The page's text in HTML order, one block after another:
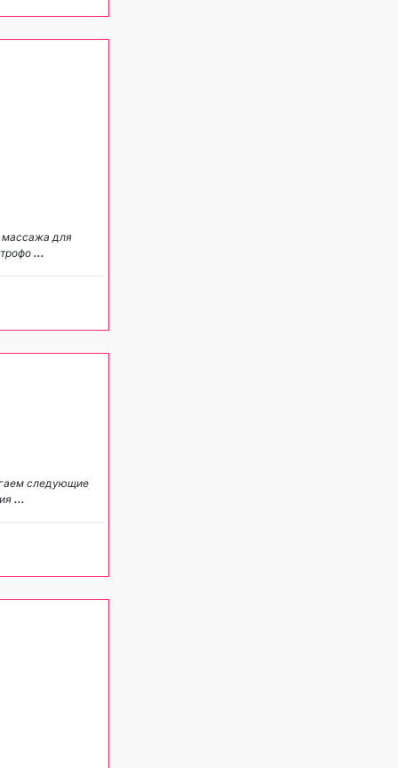
массажа для
...
следующие
...